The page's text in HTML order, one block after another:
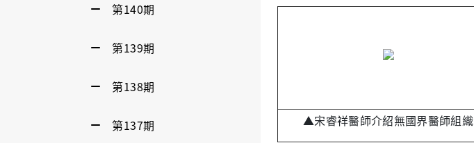
第140期
第139期
第138期
第137期 ▲宋睿祥醫師介紹無國界醫師組織